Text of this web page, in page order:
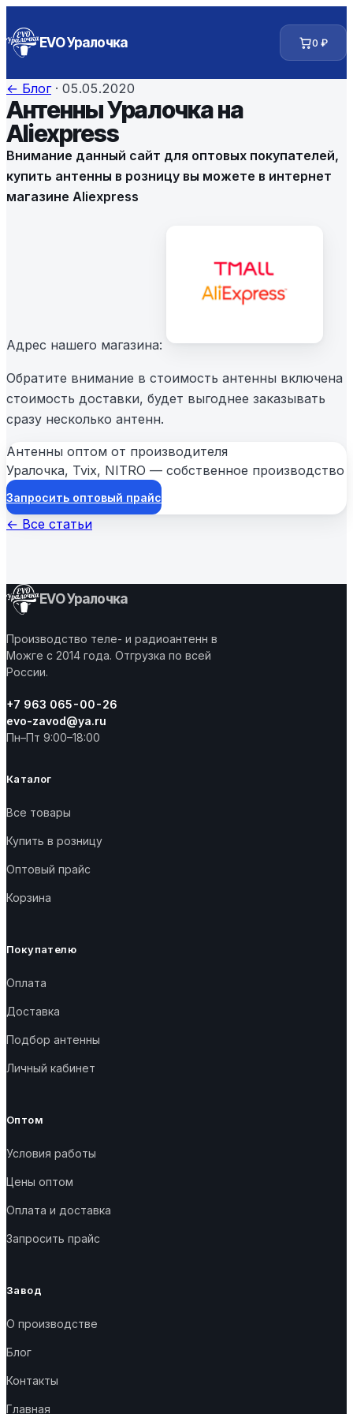
EVO Уралочка 0 ₽
← Блог · 05.05.2020
Антенны Уралочка на
Aliexpress
Внимание данный сайт для оптовых покупателей,
купить антенны в розницу вы можете в интернет
магазине Aliexpress
Адрес нашего магазина:
Обратите внимание в стоимость антенны включена
стоимость доставки, будет выгоднее заказывать
сразу несколько антенн.
Антенны оптом от производителя
Уралочка, Tvix, NITRO — собственное производство
Запросить оптовый прайс
← Все статьи
EVO Уралочка
Производство теле- и радиоантенн в
Можге с 2014 года. Отгрузка по всей
России.
+7 963 065-00-26
evo-zavod@ya.ru
Пн–Пт 9:00–18:00
Каталог
Все товары
Купить в розницу
Оптовый прайс
Корзина
Покупателю
Оплата
Доставка
Подбор антенны
Личный кабинет
Оптом
Условия работы
Цены оптом
Оплата и доставка
Запросить прайс
Завод
О производстве
Блог
Контакты
Главная